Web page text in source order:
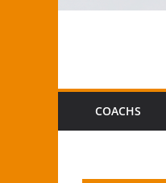
COACHS